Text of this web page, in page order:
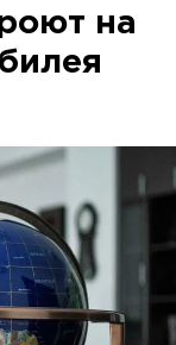
на